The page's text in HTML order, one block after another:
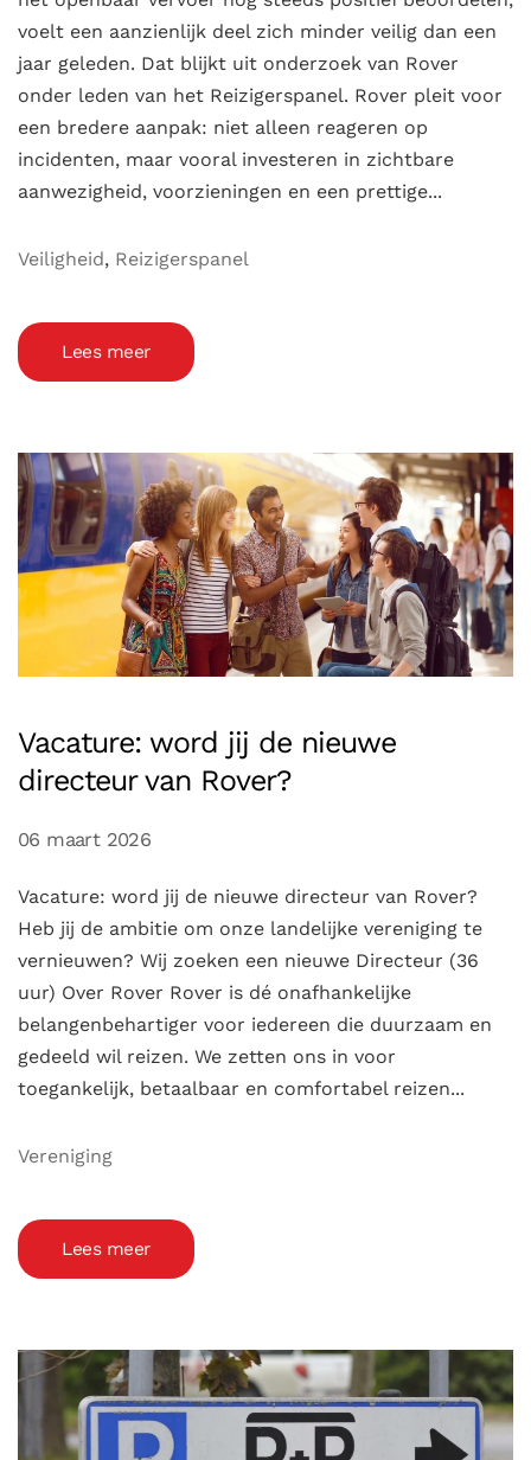
voelt een aanzienlijk deel zich minder veilig dan een
jaar geleden. Dat blijkt uit onderzoek van Rover
onder leden van het Reizigerspanel. Rover pleit voor
een bredere aanpak: niet alleen reageren op
incidenten, maar vooral investeren in zichtbare
aanwezigheid, voorzieningen en een prettige...
Veiligheid, Reizigerspanel
Lees meer
Vacature: word jij de nieuwe
directeur van Rover?
06 maart 2026
Vacature: word jij de nieuwe directeur van Rover?
Heb jij de ambitie om onze landelijke vereniging te
vernieuwen? Wij zoeken een nieuwe Directeur (36
uur) Over Rover Rover is dé onafhankelijke
belangenbehartiger voor iedereen die duurzaam en
gedeeld wil reizen. We zetten ons in voor
toegankelijk, betaalbaar en comfortabel reizen...
Vereniging
Lees meer